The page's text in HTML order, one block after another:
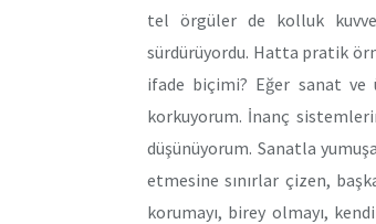
tel örgüler de kolluk
sürdürüyordu. Hatta pratik
ifade biçimi? Eğer sanat ve
korkuyorum. İnanç
düşünüyorum. Sanatla
etmesine sınırlar çizen,
korumayı, birey olmayı,